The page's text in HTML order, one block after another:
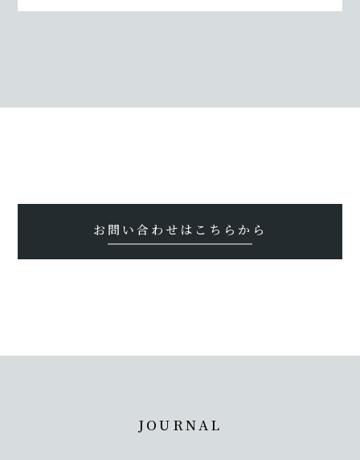
お問い合わせはこちらから
JOURNAL